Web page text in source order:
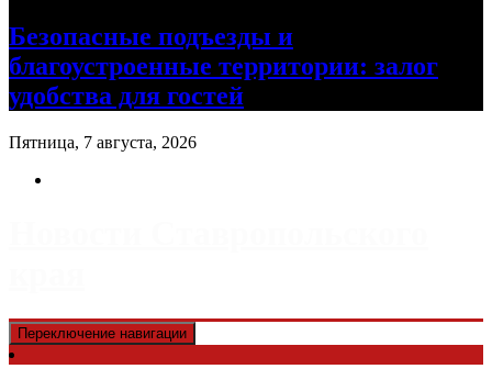
Безопасные подъезды и
благоустроенные территории: залог
удобства для гостей
Пятница, 7 августа, 2026
Переключение навигации